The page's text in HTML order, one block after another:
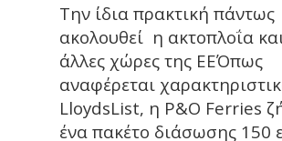
Την ίδια πρακτική πάντως
ακολουθεί η ακτοπλοΐα
άλλες χώρες της ΕΕΌπως
αναφέρεται
LloydsList, η P&O Ferries
ένα πακέτο διάσωσης 150